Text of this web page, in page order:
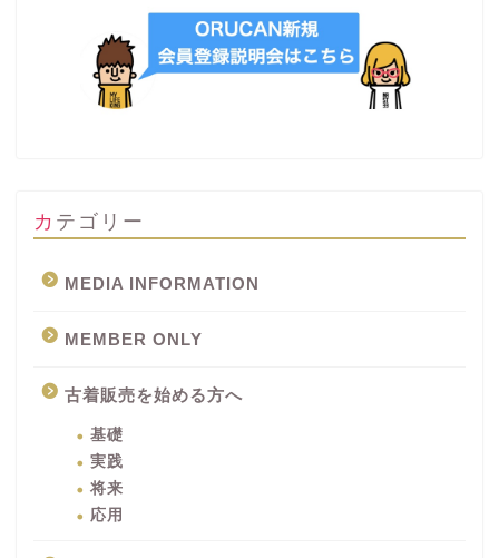
カテゴリー
MEDIA INFORMATION
MEMBER ONLY
古着販売を始める方へ
基礎
実践
将来
応用